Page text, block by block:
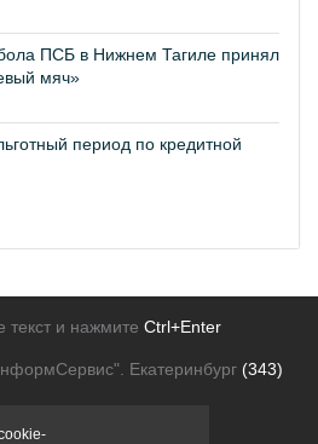
ПСБ в Нижнем Тагиле принял
мяч»
период по кредитной
и нажмите Ctrl+Enter
Екатеринбург (343)